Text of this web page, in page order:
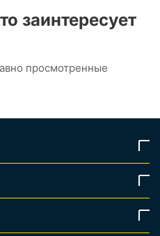
заинтересует
просмотренные